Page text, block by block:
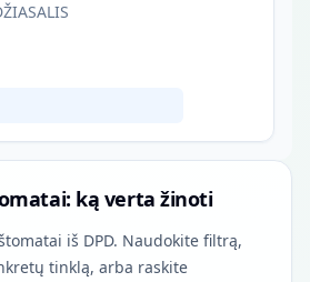
ką verta žinoti
iš DPD. Naudokite filtrą,
tinklą, arba raskite